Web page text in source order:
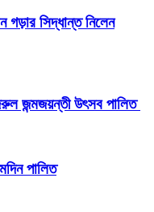
সিদ্ধান্ত নিলেন
জন্মজয়ন্তী উৎসব পালিত
পালিত